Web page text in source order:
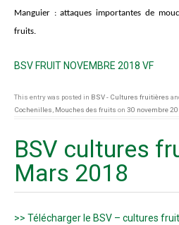
Manguier : attaques importantes de
fruits.
BSV FRUIT NOVEMBRE 2018 VF
This entry was posted in BSV - Cultures fruitières
Cochenilles, Mouches des fruits on 30 novembre
BSV cultures
Mars 2018
>> Télécharger le BSV – cultures